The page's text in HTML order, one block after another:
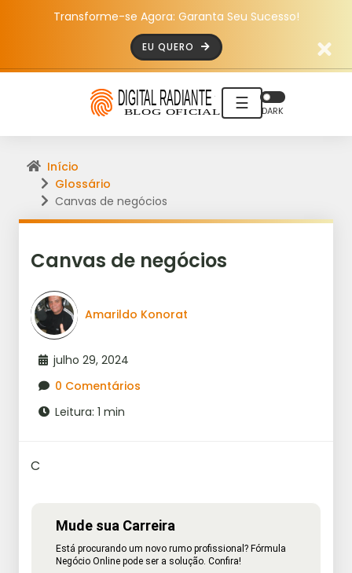
Transforme-se Agora: Garanta Seu Sucesso!
EU QUERO
☰ DARK
Início
Glossário
Canvas de negócios
Canvas de negócios
Amarildo Konorat
julho 29, 2024
0 Comentários
Leitura: 1 min
C
Mude sua Carreira
Está procurando um novo rumo profissional? Fórmula
Negócio Online pode ser a solução. Confira!